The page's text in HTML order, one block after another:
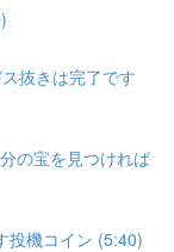
抜きは完了です
の宝を見つければ
投機コイン (5:40)